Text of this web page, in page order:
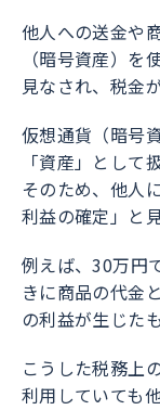
他人への送金や
（暗号資産）を
見なされ、税金
仮想通貨（暗号
「資産」として
そのため、他人
利益の確定」と
例えば、30万円
きに商品の代金
の利益が生じた
こうした税務上
利用していても